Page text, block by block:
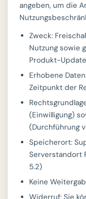
angeben, um die
Zweck:
Nutzung sowie
Produkt-
Erhobene
Zeitpunkt der
(Einwilligung)
(Durchführung
Speicherort:
Serverstandort
5.2)
Keine
Widerruf: Sie